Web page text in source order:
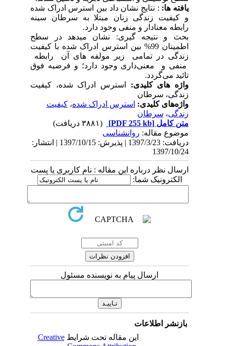
یافته ها:: نتایج نشان داد بین استرس ادراک شده
و کیفیت زندگی زنان مبتلا به سرطان سینه
رابطه معنادار و منفی وجود دارد.
بحث و نتیجه گیری: نشان می­دهد در سطح
اطمینان 99% بین استرس ادراک شده با کیفیت
زندگی در تمامی زیر مولفه های آن رابطه
منفی و معنی‌داری وجود دارد؛ و فرضیه فوق
تائید می‌گردد.
واژه های کلیدی:استرس ادراک شده، کیفیت
زندگی، سرطان
واژه‌های کلیدی:استرس ادراک شده،کیفیت
زندگی،سرطان
متن کامل[PDF 255 kb]
موضوع مقاله:روانشناسی
دریافت: 1397/3/23 | پذیرش: 1397/10/15 | انتشار:
1397/10/24
ارسال نظر درباره این مقاله : نام کاربری یا پست
الکترونیک شما:
ارسال پیام به نویسنده مسئول
بازنشر اطلاعات
این مقاله تحت شرایطCreative